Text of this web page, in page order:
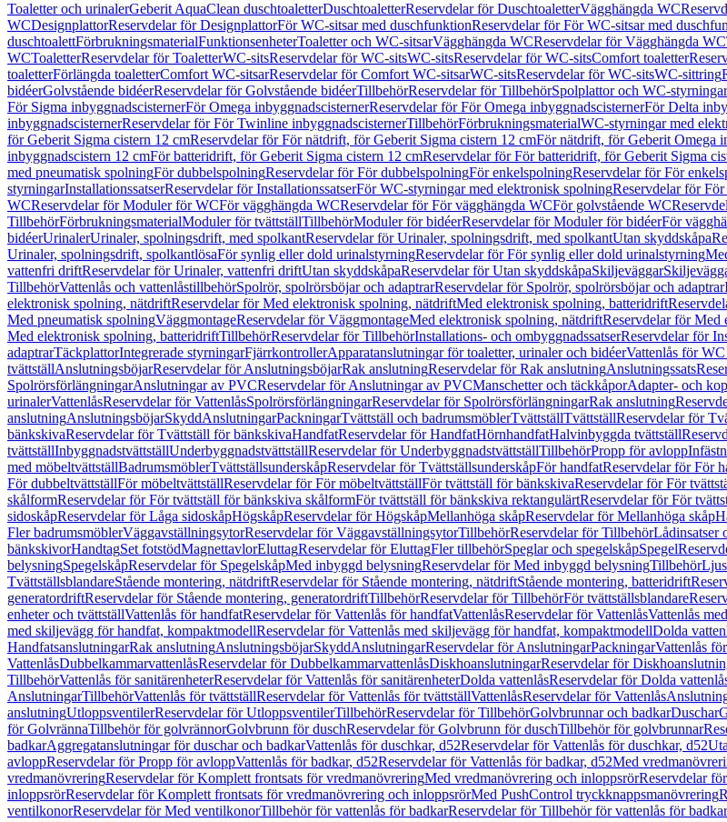
Toaletter och urinalerGeberit AquaClean duschtoaletterDuschtoaletterReservdelar för DuschtoaletterVägghängda WC
WCDesignplattorReservdelar för DesignplattorFör WC-sitsar med duschfunktionReservdelar för För WC-sitsar med
duschtoalettFörbrukningsmaterialFunktionsenheterToaletter och WC-sitsarVägghängda WCReservdelar för Vägghängda WC
WCToaletterReservdelar för ToaletterWC-sitsReservdelar för WC-sitsWC-sitsReservdelar för WC-sitsComfort toaletter
toaletterFörlängda toaletterComfort WC-sitsarReservdelar för Comfort WC-sitsarWC-sitsReservdelar för WC-sitsWC-sittring
bidéerGolvstående bidéerReservdelar för Golvstående bidéerTillbehörReservdelar för TillbehörSpolplattor och WC-styrningar
För Sigma inbyggnadscisternerFör Omega inbyggnadscisternerReservdelar för För Omega inbyggnadscisternerFör Delta
inbyggnadscisternerReservdelar för För Twinline inbyggnadscisternerTillbehörFörbrukningsmaterialWC-styrningar med
för Geberit Sigma cistern 12 cmReservdelar för För nätdrift, för Geberit Sigma cistern 12 cmFör nätdrift, för Geberit Omega
inbyggnadscistern 12 cmFör batteridrift, för Geberit Sigma cistern 12 cmReservdelar för För batteridrift, för Geberit Sigma
med pneumatisk spolningFör dubbelspolningReservdelar för För dubbelspolningFör enkelspolningReservdelar för För
styrningarInstallationssatserReservdelar för InstallationssatserFör WC-styrningar med elektronisk spolningReservdelar för
WCReservdelar för Moduler för WCFör vägghängda WCReservdelar för För vägghängda WCFör golvstående WC
TillbehörFörbrukningsmaterialModuler för tvättställTillbehörModuler för bidéerReservdelar för Moduler för bidéerFör
bidéerUrinalerUrinaler, spolningsdrift, med spolkantReservdelar för Urinaler, spolningsdrift, med spolkantUtan skyddskåpa
Urinaler, spolningsdrift, spolkantlösaFör synlig eller dold urinalstyrningReservdelar för För synlig eller dold urinalstyrning
vattenfri driftReservdelar för Urinaler, vattenfri driftUtan skyddskåpaReservdelar för Utan skyddskåpaSkiljeväggar
TillbehörVattenlås och vattenlåstillbehörSpolrör, spolrörsböjar och adaptrarReservdelar för Spolrör, spolrörsböjar och adaptrar
elektronisk spolning, nätdriftReservdelar för Med elektronisk spolning, nätdriftMed elektronisk spolning, batteridrift
Med pneumatisk spolningVäggmontageReservdelar för VäggmontageMed elektronisk spolning, nätdriftReservdelar för Med
Med elektronisk spolning, batteridriftTillbehörReservdelar för TillbehörInstallations- och ombyggnadssatserReservdelar för
adaptrarTäckplattorIntegrerade styrningarFjärrkontrollerApparatanslutningar för toaletter, urinaler och bidéerVattenlås för
tvättställAnslutningsböjarReservdelar för AnslutningsböjarRak anslutningReservdelar för Rak anslutningAnslutningssats
SpolrörsförlängningarAnslutningar av PVCReservdelar för Anslutningar av PVCManschetter och täckkåporAdapter- och
urinalerVattenlåsReservdelar för VattenlåsSpolrörsförlängningarReservdelar för SpolrörsförlängningarRak anslutning
anslutningAnslutningsböjarSkyddAnslutningarPackningarTvättställ och badrumsmöblerTvättställTvättställReservdelar för
bänkskivaReservdelar för Tvättställ för bänkskivaHandfatReservdelar för HandfatHörnhandfatHalvinbyggda tvättställ
tvättställInbyggnadstvättställUnderbyggnadstvättställReservdelar för UnderbyggnadstvättställTillbehörPropp för avlopp
med möbeltvättställBadrumsmöblerTvättställsunderskåpReservdelar för TvättställsunderskåpFör handfatReservdelar för För
För dubbeltvättställFör möbeltvättställReservdelar för För möbeltvättställFör tvättställ för bänkskivaReservdelar för För
skålformReservdelar för För tvättställ för bänkskiva skålformFör tvättställ för bänkskiva rektangulärtReservdelar för För
sidoskåpReservdelar för Låga sidoskåpHögskåpReservdelar för HögskåpMellanhöga skåpReservdelar för Mellanhöga skåp
Fler badrumsmöblerVäggavställningsytorReservdelar för VäggavställningsytorTillbehörReservdelar för TillbehörLådinsatser
bänkskivorHandtagSet fotstödMagnettavlorEluttagReservdelar för EluttagFler tillbehörSpeglar och spegelskåpSpegel
belysningSpegelskåpReservdelar för SpegelskåpMed inbyggd belysningReservdelar för Med inbyggd belysningTillbehör
TvättställsblandareStående montering, nätdriftReservdelar för Stående montering, nätdriftStående montering, batteridrift
generatordriftReservdelar för Stående montering, generatordriftTillbehörReservdelar för TillbehörFör tvättställsblandare
enheter och tvättställVattenlås för handfatReservdelar för Vattenlås för handfatVattenlåsReservdelar för VattenlåsVattenlås
med skiljevägg för handfat, kompaktmodellReservdelar för Vattenlås med skiljevägg för handfat, kompaktmodellDolda
HandfatsanslutningarRak anslutningAnslutningsböjarSkyddAnslutningarReservdelar för AnslutningarPackningarVattenlås
VattenlåsDubbelkammarvattenlåsReservdelar för DubbelkammarvattenlåsDiskhoanslutningarReservdelar för
TillbehörVattenlås för sanitärenheterReservdelar för Vattenlås för sanitärenheterDolda vattenlåsReservdelar för Dolda
AnslutningarTillbehörVattenlås för tvättställReservdelar för Vattenlås för tvättställVattenlåsReservdelar för Vattenlås
anslutningUtloppsventilerReservdelar för UtloppsventilerTillbehörReservdelar för TillbehörGolvbrunnar och badkarDuschar
för GolvrännaTillbehör för golvrännorGolvbrunn för duschReservdelar för Golvbrunn för duschTillbehör för golvbrunnar
badkarAggregatanslutningar för duschar och badkarVattenlås för duschkar, d52Reservdelar för Vattenlås för duschkar, d52
avloppReservdelar för Propp för avloppVattenlås för badkar, d52Reservdelar för Vattenlås för badkar, d52Med
vredmanövreringReservdelar för Komplett frontsats för vredmanövreringMed vredmanövrering och inloppsrörReservdelar
inloppsrörReservdelar för Komplett frontsats för vredmanövrering och inloppsrörMed PushControl tryckknappsmanövrering
ventilkonorReservdelar för Med ventilkonorTillbehör för vattenlås för badkarReservdelar för Tillbehör för vattenlås för badkar